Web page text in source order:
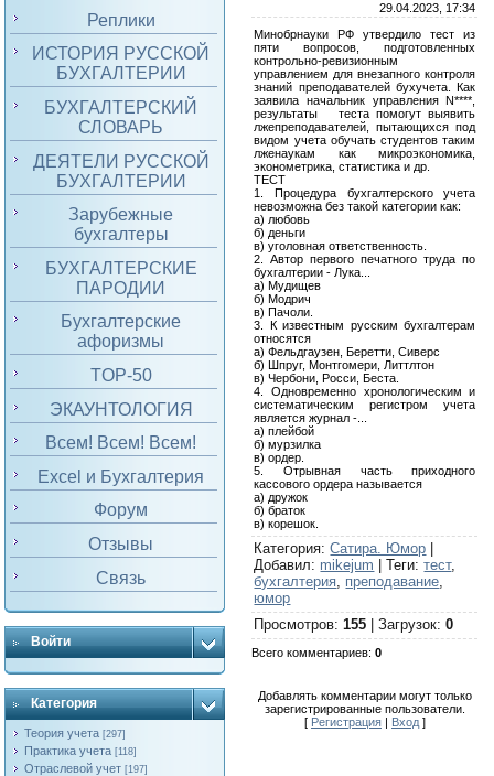
Реплики
ИСТОРИЯ РУССКОЙ
БУХГАЛТЕРИИ
БУХГАЛТЕРСКИЙ
СЛОВАРЬ
ДЕЯТЕЛИ РУССКОЙ
БУХГАЛТЕРИИ
Зарубежные
бухгалтеры
БУХГАЛТЕРСКИЕ
ПАРОДИИ
Бухгалтерские
афоризмы
TOP-50
ЭКАУНТОЛОГИЯ
Всем! Всем! Всем!
Excel и Бухгалтерия
Форум
Отзывы
Связь
Войти
Категория
Теория учета [297]
Практика учета [118]
Отраслевой учет [197]
29.04.2023, 17:34
Минобрнауки РФ утвердило тест из
пяти вопросов, подготовленных
контрольно-ревизионным
управлением для внезапного контроля
знаний преподавателей бухучета. Как
заявила начальник управления N****,
результаты теста помогут выявить
лжепреподавателей, пытающихся под
видом учета обучать студентов таким
лженаукам как микроэкономика,
эконометрика, статистика и др.
ТЕСТ
1. Процедура бухгалтерского учета
невозможна без такой категории как:
а) любовь
б) деньги
в) уголовная ответственность.
2. Автор первого печатного труда по
бухгалтерии - Лука...
а) Мудищев
б) Модрич
в) Пачоли.
3. К известным русским бухгалтерам
относятся
а) Фельдгаузен, Беретти, Сиверс
б) Шпруг, Монтгомери, Литтлтон
в) Чербони, Росси, Беста.
4. Одновременно хронологическим и
систематическим регистром учета
является журнал -...
а) плейбой
б) мурзилка
в) ордер.
5. Отрывная часть приходного
кассового ордера называется
а) дружок
б) браток
в) корешок.
Категория:Сатира. Юмор
Добавил: mikejum |Теги:тест,
бухгалтерия, преподавание,
юмор
Просмотров:155 |Загрузок:0
Всего комментариев:0
Добавлять комментарии могут только
зарегистрированные пользователи.
[ Регистрация| Вход]